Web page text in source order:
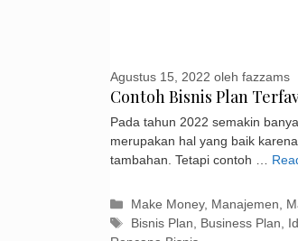
Contoh Bisnis Plan
Agustus 15, 2022 oleh fazzams
Pada tahun 2022 semakin
merupakan hal yang baik
tambahan. Tetapi contoh …
Kategori
Make Money, Manajemen,
Tag
Bisnis Plan, Business Plan,